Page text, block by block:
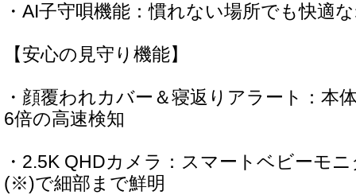
・AI子守唄機能：慣れない場所でも快適
【安心の見守り機能】
・顔覆われカバー＆寝返りアラート：本
6倍の高速検知
・2.5K QHDカメラ：スマートベビーモ
(※)で細部まで鮮明